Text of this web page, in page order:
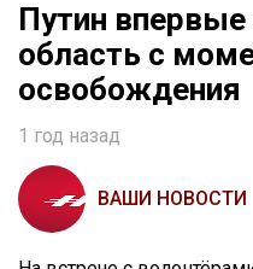
Путин
область с
освобождения
1 год назад
ВАШИ НОВОСТИ